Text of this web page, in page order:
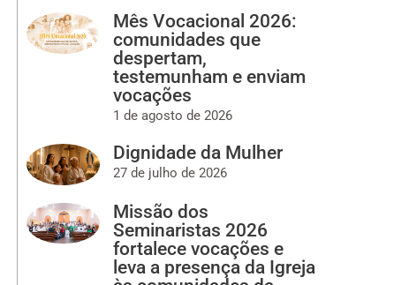
Mês Vocacional 2026:
comunidades que
despertam,
testemunham e enviam
vocações
1 de agosto de 2026
Dignidade da Mulher
27 de julho de 2026
Missão dos
Seminaristas 2026
fortalece vocações e
leva a presença da Igreja